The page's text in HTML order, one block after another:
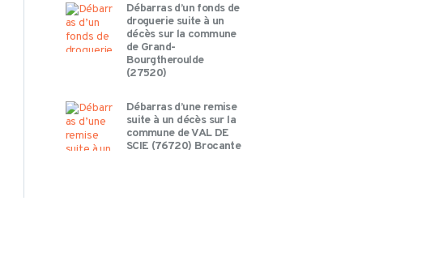
Débarras d’un fonds de
droguerie suite à un
décès sur la commune
de Grand-
Bourgtheroulde
(27520)
Débarras d’une remise
suite à un décès sur la
commune de VAL DE
SCIE (76720) Brocante